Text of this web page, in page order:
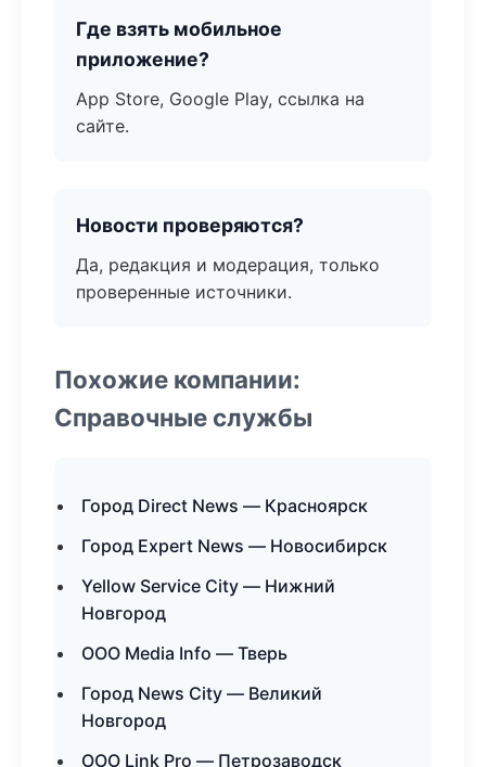
Где взять мобильное
приложение?
App Store, Google Play, ссылка на
сайте.
Новости проверяются?
Да, редакция и модерация, только
проверенные источники.
Похожие компании:
Справочные службы
Город Direct News — Красноярск
Город Expert News — Новосибирск
Yellow Service City — Нижний
Новгород
ООО Media Info — Тверь
Город News City — Великий
Новгород
ООО Link Pro — Петрозаводск